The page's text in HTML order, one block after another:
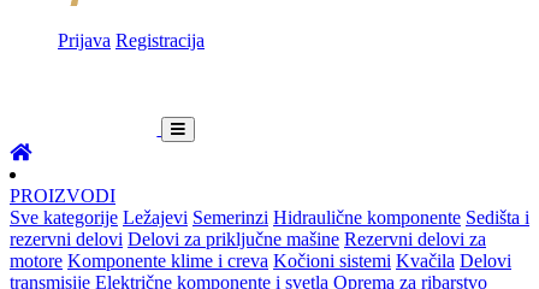
Prijava Registracija
PROIZVODI
Sve kategorije Ležajevi Semerinzi Hidraulične komponente Sedišta i
rezervni delovi Delovi za priključne mašine Rezervni delovi za
motore Komponente klime i creva Kočioni sistemi Kvačila Delovi
transmisije Električne komponente i svetla Oprema za ribarstvo